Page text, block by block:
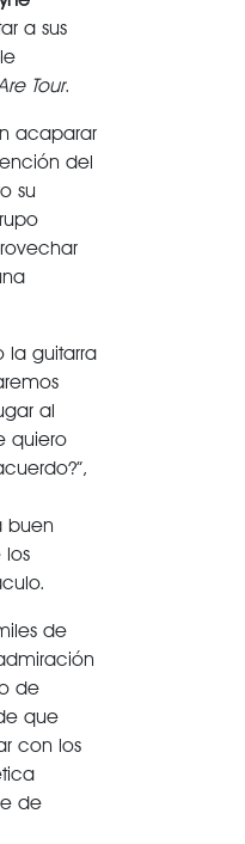
a sus
Tour.
acaparar
del
su
la guitarra
al
quiero
buen
los
de
de
que
con los
de